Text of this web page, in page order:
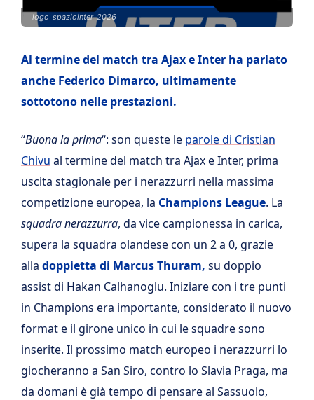
logo_spaziointer_2026
Al termine del match tra Ajax e Inter ha parlato
anche Federico Dimarco, ultimamente
sottotono nelle prestazioni.
“Buona la prima“: son queste le parole di Cristian
Chivu al termine del match tra Ajax e Inter, prima
uscita stagionale per i nerazzurri nella massima
competizione europea, la Champions League. La
squadra nerazzurra, da vice campionessa in carica,
supera la squadra olandese con un 2 a 0, grazie
alla doppietta di Marcus Thuram, su doppio
assist di Hakan Calhanoglu. Iniziare con i tre punti
in Champions era importante, considerato il nuovo
format e il girone unico in cui le squadre sono
inserite. Il prossimo match europeo i nerazzurri lo
giocheranno a San Siro, contro lo Slavia Praga, ma
da domani è già tempo di pensare al Sassuolo,